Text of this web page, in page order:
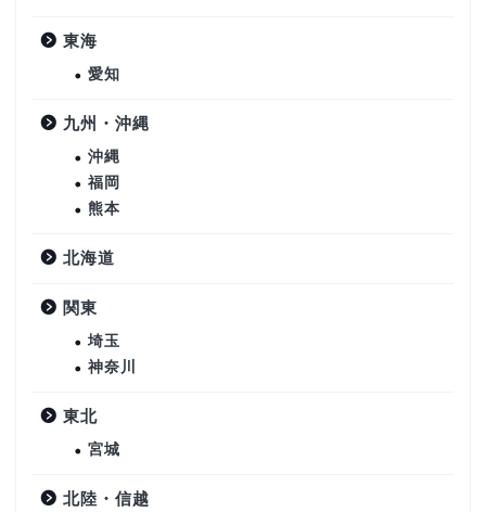
東海
愛知
九州・沖縄
沖縄
福岡
熊本
北海道
関東
埼玉
神奈川
東北
宮城
北陸・信越